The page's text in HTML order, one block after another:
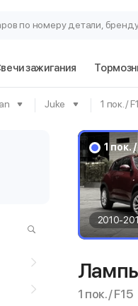
по номеру детали,
зажигания
Juke 1 пок. /
1 пок. /
2010-
1 пок. / F15